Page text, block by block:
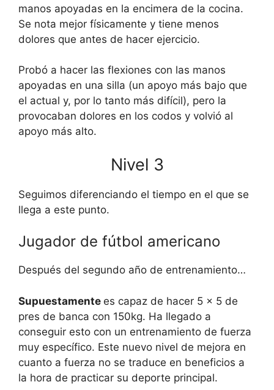
manos apoyadas en la encimera de la cocina.
Se nota mejor físicamente y tiene menos
dolores que antes de hacer ejercicio.
Probó a hacer las flexiones con las manos
apoyadas en una silla (un apoyo más bajo que
el actual y, por lo tanto más difícil), pero la
provocaban dolores en los codos y volvió al
apoyo más alto.
Nivel 3
Seguimos diferenciando el tiempo en el que se
llega a este punto.
Jugador de fútbol americano
Después del segundo año de entrenamiento…
Supuestamente es capaz de hacer 5 x 5 de
pres de banca con 150kg. Ha llegado a
conseguir esto con un entrenamiento de fuerza
muy específico. Este nuevo nivel de mejora en
cuanto a fuerza no se traduce en beneficios a
la hora de practicar su deporte principal.